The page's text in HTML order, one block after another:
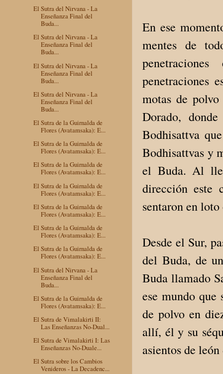
En ese
mentes de
penetraciones
motas de
Dorado,
Bodhisattva
Bodhisattvas y
el Buda. Al
dirección este
sentaron en
Desde el Sur,
del Buda, de
Buda llamado
ese mundo
de polvo en
allí, él y su
asientos de
El Sutra del Nirvana - La
Enseñanza Final del
Buda...
El Sutra del Nirvana - La
Enseñanza Final del
Buda...
El Sutra del Nirvana - La
Enseñanza Final del
Buda...
El Sutra del Nirvana - La
Enseñanza Final del
Buda...
El Sutra de la Guirnalda de
Flores (Avatamsaka): E...
El Sutra de la Guirnalda de
Flores (Avatamsaka): E...
El Sutra de la Guirnalda de
Flores (Avatamsaka): E...
El Sutra de la Guirnalda de
Flores (Avatamsaka): E...
El Sutra de la Guirnalda de
Flores (Avatamsaka): E...
El Sutra de la Guirnalda de
Flores (Avatamsaka): E...
El Sutra de la Guirnalda de
Flores (Avatamsaka): E...
El Sutra del Nirvana - La
Enseñanza Final del
Buda...
El Sutra de la Guirnalda de
Flores (Avatamsaka): E...
El Sutra de Vimalakirti II:
Las Enseñanzas No-Dual...
El Sutra de Vimalakirti I: Las
Enseñanzas No-Duale...
El Sutra sobre los Cambios
Venideros - La Decadenc...